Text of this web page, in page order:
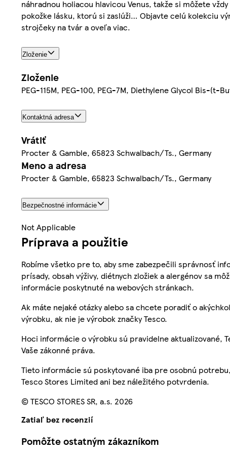
náhradnou holiacou hlavicou Venus, takže si môžete
pokožke lásku, ktorú si zaslúži… Objavte celú kolekciu
strojčeky na tvár a oveľa viac.
Zloženie
Zloženie
PEG-115M, PEG-100, PEG-7M, Diethylene Glycol Bis-
Kontaktná adresa
Vrátiť
Procter & Gamble, 65823 Schwalbach/Ts., Germany
Meno a adresa
Procter & Gamble, 65823 Schwalbach/Ts., Germany
Bezpečnostné informácie
Not Applicable
Príprava a použitie
Robíme všetko pre to, aby sme zabezpečili správnosť
prísady, obsah výživy, diétnych zložiek a alergénov sa
informácie poskytnuté na webových stránkach.
Ak máte nejaké otázky alebo sa chcete poradiť o
výrobku, ak nie je výrobok značky Tesco.
Hoci informácie o výrobku sú pravidelne aktualizované,
Vaše zákonné práva.
Tieto informácie sú poskytované iba pre osobnú
Tesco Stores Limited ani bez náležitého potvrdenia.
© TESCO STORES SR, a.s. 2026
Zatiaľ bez recenzií
Pomôžte ostatným zákazníkom